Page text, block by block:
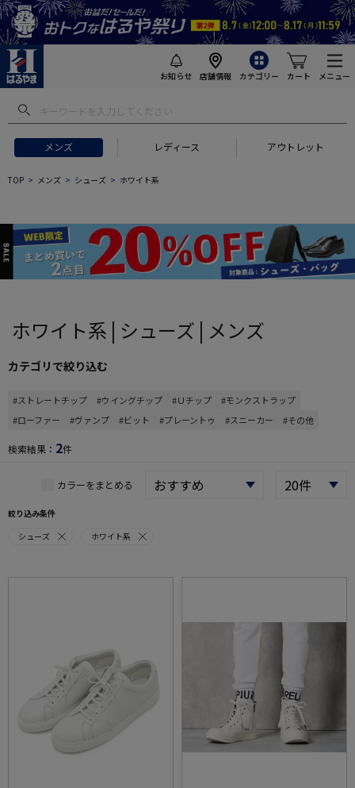
お知らせ 店舗情報 カテゴリー カート メニュー
メンズ レディース アウトレット
フトにおすすめ #セットアップ スーツ
TOP メンズ シューズ ホワイト系
ホワイト系 | シューズ | メンズ
カテゴリで絞り込む
#ストレートチップ #ウイングチップ #Ｕチップ
#モンクストラップ
#ローファー
#ヴァンプ #ビット #プレーントゥ #スニーカー #その他
検索結果： 2件
カラーをまとめる
絞り込み条件
シューズ
ホワイト系